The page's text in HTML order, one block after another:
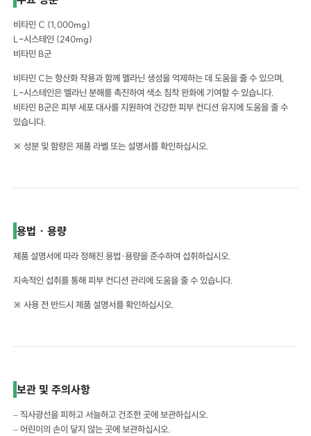
비타민 C (1,000mg)
L-시스테인 (240mg)
비타민 B군
비타민 C는 항산화 작용과 함께 멜라닌 생성을 억제하는 데 도움을 줄 수 있으며,
L-시스테인은 멜라닌 분해를 촉진하여 색소 침착 완화에 기여할 수 있습니다.
비타민 B군은 피부 세포 대사를 지원하여 건강한 피부 컨디션 유지에 도움을 줄 수
있습니다.
※ 성분 및 함량은 제품 라벨 또는 설명서를 확인하십시오.
용법 · 용량
제품 설명서에 따라 정해진 용법·용량을 준수하여 섭취하십시오.
지속적인 섭취를 통해 피부 컨디션 관리에 도움을 줄 수 있습니다.
※ 사용 전 반드시 제품 설명서를 확인하십시오.
보관 및 주의사항
– 직사광선을 피하고 서늘하고 건조한 곳에 보관하십시오.
– 어린이의 손이 닿지 않는 곳에 보관하십시오.